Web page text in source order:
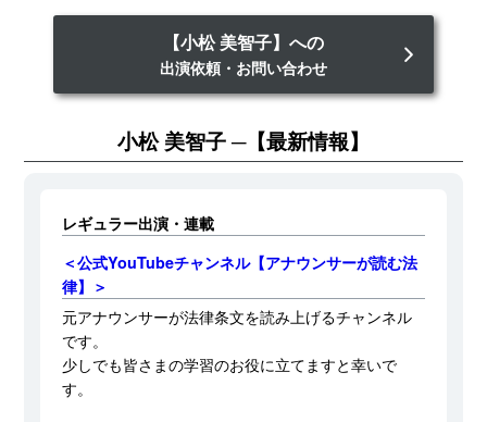
【小松 美智子】への
出演依頼・お問い合わせ
小松 美智子 【最新情報】
レギュラー出演・連載
＜公式YouTubeチャンネル【アナウンサーが読む法
律】＞
元アナウンサーが法律条文を読み上げるチャンネル
です。
少しでも皆さまの学習のお役に立てますと幸いで
す。